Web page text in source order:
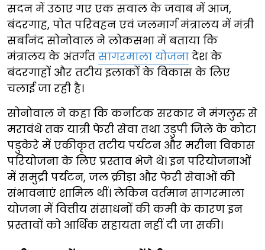
सदन में उठाए गए एक सवाल के जवाब में आज,
बंदरगाह, पोत परिवहन एवं जलमार्ग मंत्रालय में मंत्री
सर्बानंद सोनोवाल ने लोकसभा में बताया कि
मंत्रालय के अंतर्गत सागरमाला योजना देश के
बंदरगाहों और तटीय इलाकों के विकास के लिए
चलाई जा रही है।
सोनोवाल ने कहा कि कर्नाटक सरकार ने मंगलुरु से
मरावंथे तक यात्री फेरी सेवा तथा उडुपी जिले के कोटा
पडुकेरे में एकीकृत तटीय पर्यटन और मरीना विकास
परियोजना के लिए प्रस्ताव भेजे थे। इन परियोजनाओं
में समुद्री पर्यटन, जल क्रीड़ा और फेरी सेवाओं की
संभावनाएं शामिल थीं। लेकिन वर्तमान सागरमाला
योजना में वित्तीय संसाधनों की कमी के कारण इन
प्रस्तावों को आर्थिक सहायता नहीं दी जा सकी।